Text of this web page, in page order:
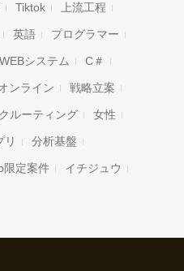
Tiktok 上流工程
英語 プログラマー
WEBシステム C＃
ンライン 戦略立案
ルーティング 女性
リ 分析基盤
限定案件 イチジュウ